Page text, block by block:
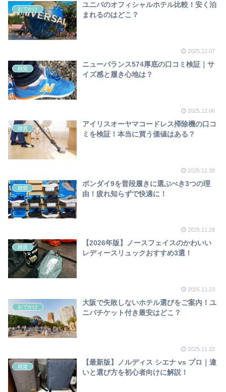
おでかけ
ユニバのオフィシャルホテル比較！安く泊
まれるのはどこ？
2025.12.07
雑貨
ニューバランス574厚底の口コミ検証｜サ
イズ感と履き心地は？
2025.12.06
雑貨
アイリスオーヤマコードレス掃除機の口コ
ミを検証！本当に買う価値はある？
2025.11.30
雑貨
ボンダイ9を普段履きに選ぶべき3つの理
由！疲れ知らずで快適に！
2025.11.29
雑貨
【2026年版】ノースフェイスのかわいい
レディースリュックおすすめ3選！
2025.11.23
おでかけ
大阪で失敗しないホテル選びをご案内！ユ
ニバチケット付き最安はどこ？
2025.11.22
雑貨
【最新版】ノルディス シエナ vs プロ｜違
いと選び方を初心者向けに解説！